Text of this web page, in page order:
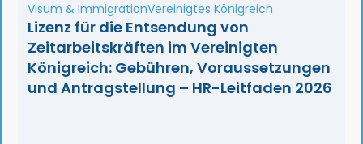
Visum & ImmigrationVereinigtes Königreich
Lizenz für die Entsendung von
Zeitarbeitskräften im Vereinigten
Königreich: Gebühren, Voraussetzungen
und Antragstellung – HR-Leitfaden 2026